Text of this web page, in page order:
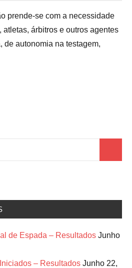
prende-se com a necessidade
atletas, árbitros e outros agentes
de autonomia na testagem,
de Espada – Resultados Junho
– Resultados Junho 22,